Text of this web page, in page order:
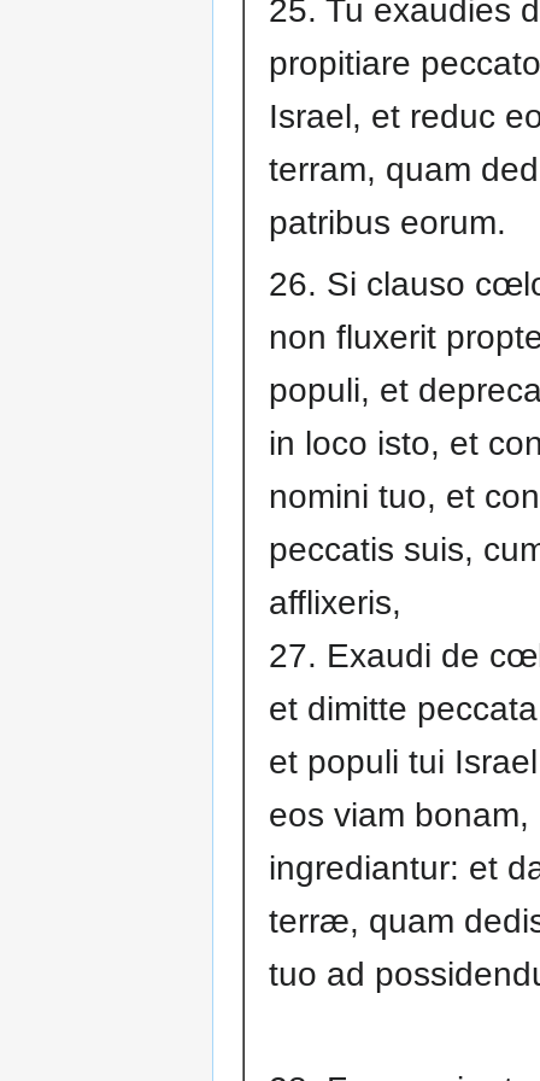
25. Tu exaudies
propitiare
Israel, et reduc
terram, quam
patribus eorum.
26. Si clauso
non fluxerit
populi, et
in loco isto, et
nomini tuo, et
peccatis suis,
afflixeris,
27. Exaudi de
et dimitte
et populi tui
eos viam bonam,
ingrediantur: et
terræ, quam
tuo ad